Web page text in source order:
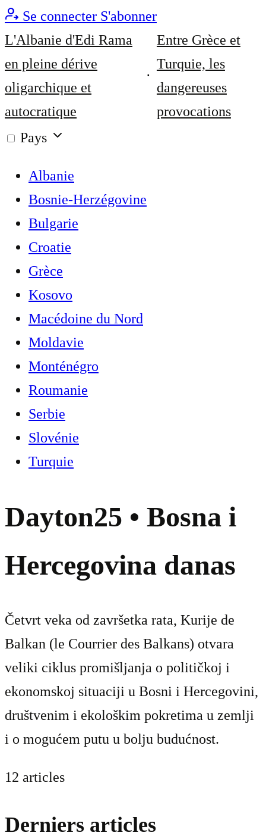
Se connecter S'abonner
L'Albanie d'Edi Rama
en pleine dérive
oligarchique et
autocratique
Entre Grèce et
Turquie, les
dangereuses
provocations
Pays
Albanie
Bosnie-Herzégovine
Bulgarie
Croatie
Grèce
Kosovo
Macédoine du Nord
Moldavie
Monténégro
Roumanie
Serbie
Slovénie
Turquie
Dayton25 • Bosna i
Hercegovina danas
Četvrt veka od završetka rata, Kurije de
Balkan (le Courrier des Balkans) otvara
veliki ciklus promišljanja o političkoj i
ekonomskoj situaciji u Bosni i Hercegovini,
društvenim i ekološkim pokretima u zemlji
i o mogućem putu u bolju budućnost.
12 articles
Derniers articles